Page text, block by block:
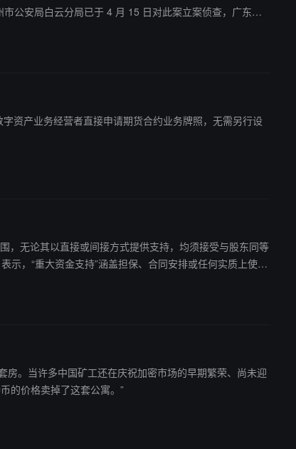
公安局白云分局已于 4 月 15 日对此案立案侦查，广东省
资产业务经营者直接申请期货合约业务牌照，无需另行设
，无论其以直接或间接方式提供支持，均须接受与股东同等
。当许多中国矿工还在庆祝加密市场的早期繁荣、尚未迎
里，我亲手搭建并上线了我们的 Zcash 矿池。 昨天，我以 7 枚比特币的价格卖掉了这套公寓。”